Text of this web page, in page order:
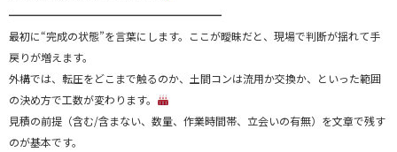
━━━━━━━━━━━━━━━━━━━━
最初に“完成の状態”を言葉にします。ここが曖昧だと、現場で判断が揺れて手
戻りが増えます。
外構では、転圧をどこまで触るのか、土間コンは流用か交換か、といった範囲
の決め方で工数が変わります。
見積の前提（含む/含まない、数量、作業時間帯、立会いの有無）を文章で残す
のが基本です。